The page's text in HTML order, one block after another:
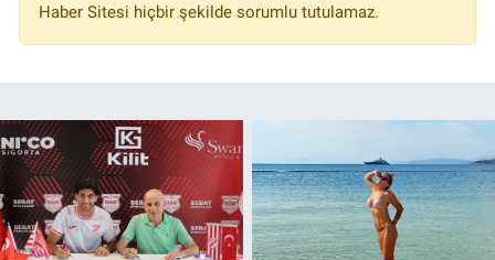
Haber Sitesi hiçbir şekilde sorumlu tutulamaz.